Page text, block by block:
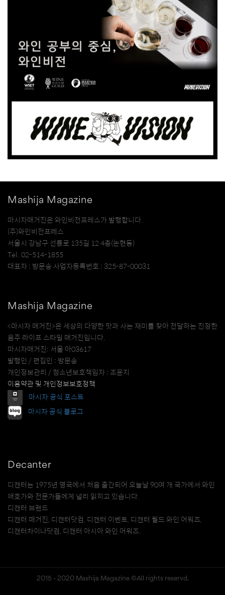
Mashija Magazine
마시자매거진은 와인비전프레스가 발행합니다.
(주)와인비전프레스
서울시 강남구 선릉로 135길 12 4층(논현동)
Tel. 02-514-1855
대표자 : 방문송 사업자등록번호 : 325-87-00031
Mashija Magazine
<마시자 매거진>은 세상의 다양한 맛과 사는 재미를 찾아 전달하는 진정한
음주 라이프 스타일 매거진입니다.
마시자매거진: 서울 아03617
발행인 / 편집인 : 방문송
개인정보관리 / 청소년보호책임자 : 조윤지
이용약관 및 개인정보보호정책
마시자 공식 포스트
마시자 공식 블로그
Decanter
디캔터는 1975년 영국에서 처음 출간되어 오늘날 90여 개 국가에서 와인
애호가와 전문가들에게 널리 읽히고 있습니다.
디캔터 브랜드
디캔터 매거진, 디캔터닷컴, 디캔터 이벤트, 디캔터 월드 와인 어워즈,
디캔터차이나닷컴, 디캔터 아시아 와인 어워즈.
2015 - 2020 Mashija Magazine ©All rights reservd.